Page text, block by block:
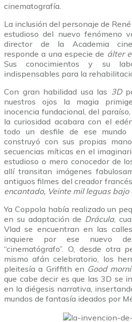
cinematografía.
La inclusión del personaje de
estudioso del nuevo fenómeno
director de la Academia
responde a una especie de álter
Sus conocimientos y su
indispensables para la
Con gran habilidad usa las 3D
nuestros ojos la magia
inocencia fundacional, del
la curiosidad acabara con el
todo un desfile de ese mundo
construyó con sus propias
secuencias míticas en el
estudioso o mero conocedor de
allí transitan imágenes
antiguos filmes del creador
encantado, Veinte mil leguas bajo
Ya Coppola había realizado un
en su adaptación de Drácula,
Vlad se encuentran en las
inquiere por ese nuevo
“cinematógrafo”. O, desde otra
mismo afán celebratorio, los
pleitesía a Griffith en Good
que cabe decir es que las 3D se
en la diégesis narrativa,
mundos de fantasía ideados por